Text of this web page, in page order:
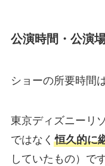
公演時間・公演
ショーの所要時間
東京ディズニーリ
ではなく 恒久的に
していたもの）です